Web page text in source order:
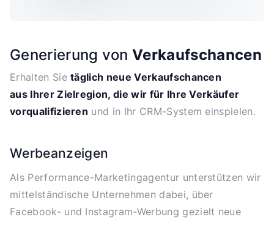
Generierung vonVerkaufschancen
Erhalten Sietäglich neue Verkaufschancen
aus Ihrer Zielregion, die wir für Ihre Verkäufer
vorqualifizieren und in Ihr CRM-System einspielen.
Werbeanzeigen
Als Performance-Marketingagentur unterstützen wir
mittelständische Unternehmen dabei, über
Facebook- und Instagram-Werbung gezielt neue